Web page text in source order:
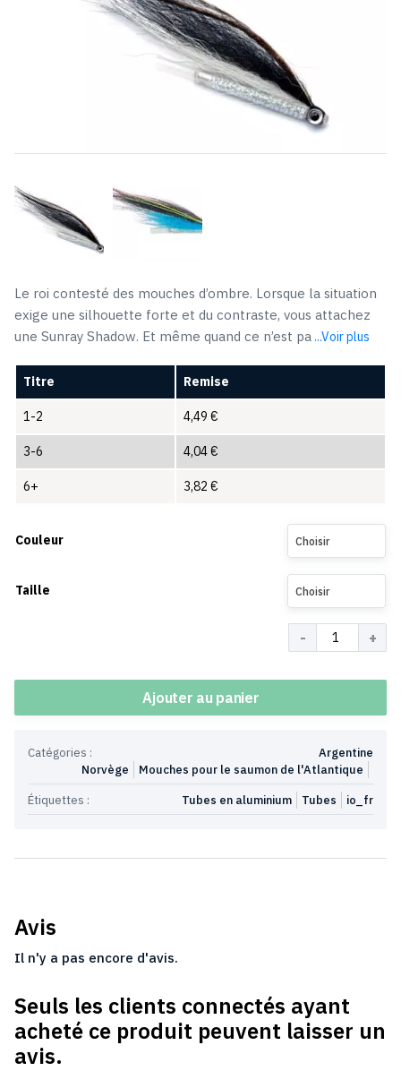
Le roi contesté des mouches d’ombre. Lorsque la situation
exige une silhouette forte et du contraste, vous attachez
une Sunray Shadow. Et même quand ce n’est pa ...Voir plus
Titre Remise
1-2 4,49 €
3-6 4,04€
6+ 3,82 €
Couleur Choisir
Taille Choisir
Ajouter au panier
Catégories :
Argentine
Mouches pour le saumon de l'Atlantique
Norvège
Étiquettes :
io_fr
Tubes
Tubes en aluminium
Avis
Il n'y a pas encore d'avis.
Seuls les clients connectés ayant
acheté ce produit peuvent laisser un
avis.